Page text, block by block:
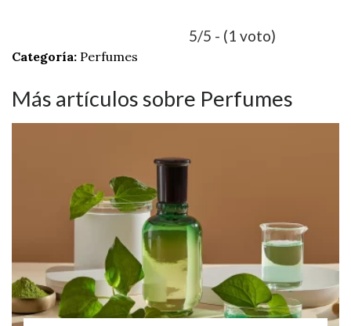
5/5 - (1 voto)
Categoría: Perfumes
Más artículos sobre Perfumes